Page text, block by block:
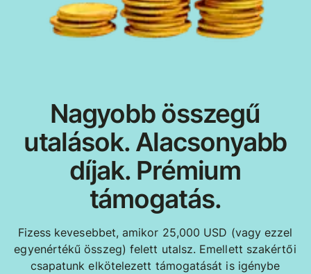
Nagyobb összegű
utalások. Alacsonyabb
díjak. Prémium
támogatás.
Fizess kevesebbet, amikor 25,000 USD (vagy ezzel
egyenértékű összeg) felett utalsz. Emellett szakértői
csapatunk elkötelezett támogatását is igénybe